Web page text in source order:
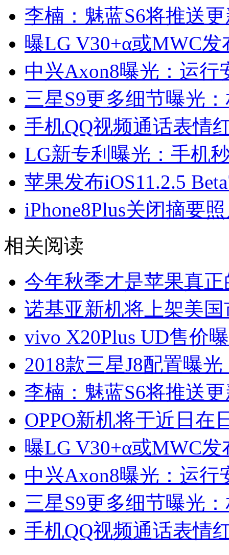
李楠：魅蓝S6将推送
曝LG V30+α或MWC
中兴Axon8曝光：运行
三星S9更多细节曝光
手机QQ视频通话表情
LG新专利曝光：手机
苹果发布iOS11.2.5
iPhone8Plus关闭摘要
相关阅读
今年秋季才是苹果真正
诺基亚新机将上架美
vivo X20Plus UD售价
2018款三星J8配置曝
李楠：魅蓝S6将推送
OPPO新机将于近日在
曝LG V30+α或MWC
中兴Axon8曝光：运行
三星S9更多细节曝光
手机QQ视频通话表情